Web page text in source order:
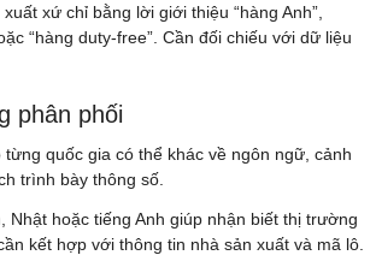
xứ chỉ bằng lời giới thiệu “hàng Anh”,
“hàng duty-free”. Cần đối chiếu với dữ liệu
phân phối
từng quốc gia có thể khác về ngôn ngữ, cảnh
trình bày thông số.
Nhật hoặc tiếng Anh giúp nhận biết thị trường
kết hợp với thông tin nhà sản xuất và mã lô.